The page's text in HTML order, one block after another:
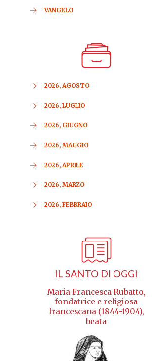
VANGELO
2026, AGOSTO
2026, LUGLIO
2026, GIUGNO
2026, MAGGIO
2026, APRILE
2026, MARZO
2026, FEBBRAIO
IL SANTO DI OGGI
Maria Francesca Rubatto,
fondatrice e religiosa
francescana (1844-1904),
beata